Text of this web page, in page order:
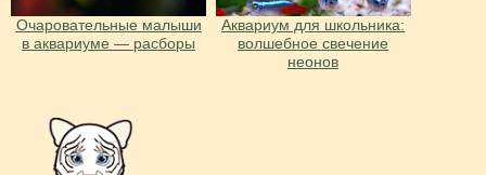
Очаровательные малыши
в аквариуме — расборы
Аквариум для школьника:
волшебное свечение
неонов